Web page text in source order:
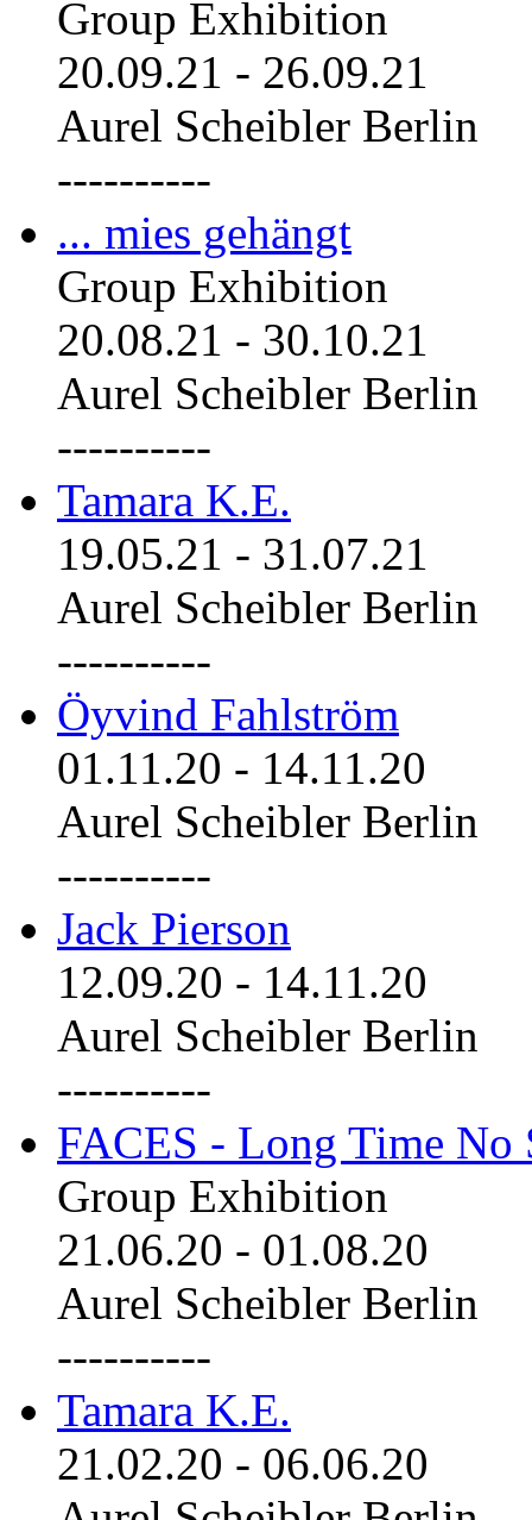
Group Exhibition
20.09.21 - 26.09.21
Aurel Scheibler Berlin
----------
... mies gehängt
Group Exhibition
20.08.21 - 30.10.21
Aurel Scheibler Berlin
----------
Tamara K.E.
19.05.21 - 31.07.21
Aurel Scheibler Berlin
----------
Öyvind Fahlström
01.11.20 - 14.11.20
Aurel Scheibler Berlin
----------
Jack Pierson
12.09.20 - 14.11.20
Aurel Scheibler Berlin
----------
FACES - Long Time No
Group Exhibition
21.06.20 - 01.08.20
Aurel Scheibler Berlin
----------
Tamara K.E.
21.02.20 - 06.06.20